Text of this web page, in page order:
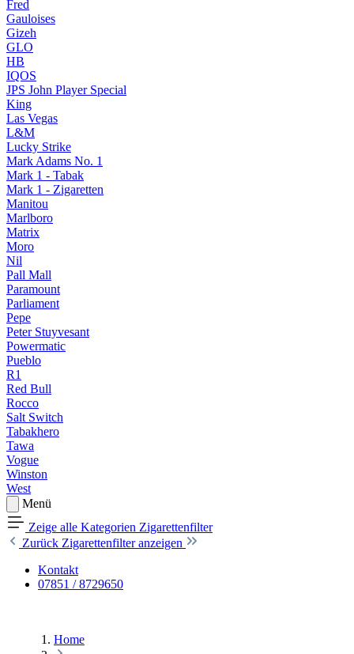
Fred
Gauloises
Gizeh
GLO
HB
IQOS
JPS John Player Special
King
Las Vegas
L&M
Lucky Strike
Mark Adams No. 1
Mark 1 - Tabak
Mark 1 - Zigaretten
Manitou
Marlboro
Matrix
Moro
Nil
Pall Mall
Paramount
Parliament
Pepe
Peter Stuyvesant
Powermatic
Pueblo
R1
Red Bull
Rocco
Salt Switch
Tabakhero
Tawa
Vogue
Winston
West
Menü
Zeige alle Kategorien Zigarettenfilter
Zurück Zigarettenfilter anzeigen
Kontakt
07851 / 8729650
Home